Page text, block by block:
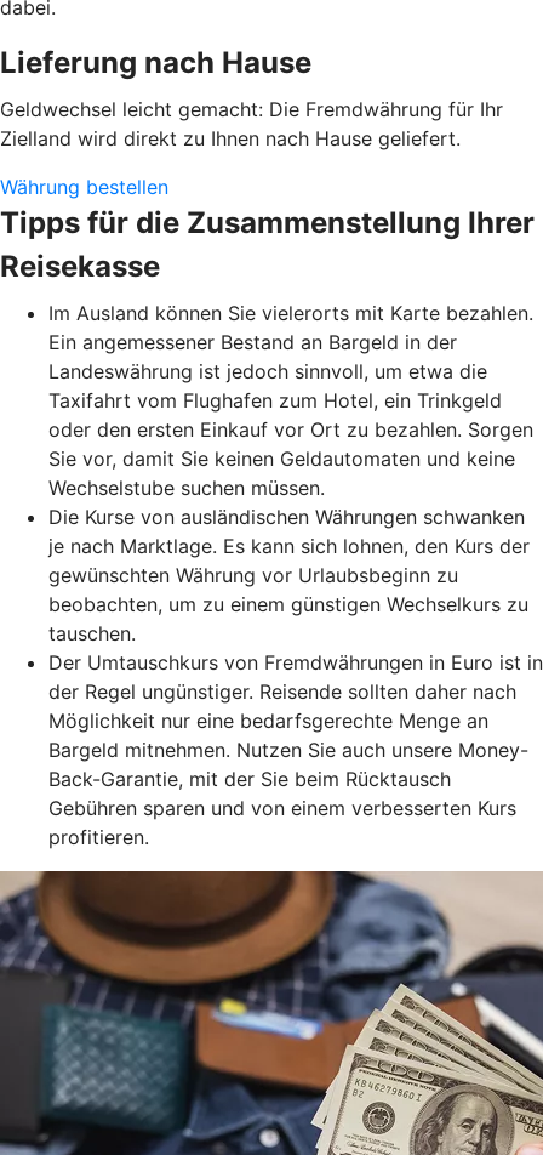
dabei.
Lieferung nach Hause
Geldwechsel leicht gemacht: Die Fremdwährung für Ihr
Zielland wird direkt zu Ihnen nach Hause geliefert.
Währung bestellen
Tipps für die Zusammenstellung Ihrer
Reisekasse
Im Ausland können Sie vielerorts mit Karte bezahlen.
Ein angemessener Bestand an Bargeld in der
Landeswährung ist jedoch sinnvoll, um etwa die
Taxifahrt vom Flughafen zum Hotel, ein Trinkgeld
oder den ersten Einkauf vor Ort zu bezahlen. Sorgen
Sie vor, damit Sie keinen Geldautomaten und keine
Wechselstube suchen müssen.
Die Kurse von ausländischen Währungen schwanken
je nach Marktlage. Es kann sich lohnen, den Kurs der
gewünschten Währung vor Urlaubsbeginn zu
beobachten, um zu einem günstigen Wechselkurs zu
tauschen.
Der Umtauschkurs von Fremdwährungen in Euro ist in
der Regel ungünstiger. Reisende sollten daher nach
Möglichkeit nur eine bedarfsgerechte Menge an
Bargeld mitnehmen. Nutzen Sie auch unsere Money-
Back-Garantie, mit der Sie beim Rücktausch
Gebühren sparen und von einem verbesserten Kurs
profitieren.